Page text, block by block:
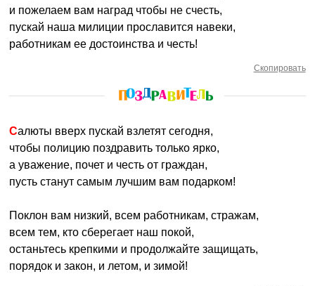
и пожелаем вам наград чтобы не счесть,
пускай наша милиции прославится навеки,
работникам ее достоинства и честь!
Скопировать
Салюты вверх пускай взлетят сегодня,
чтобы полицию поздравить только ярко,
а уважение, почет и честь от граждан,
пусть станут самым лучшим вам подарком!
Поклон вам низкий, всем работникам, стражам,
всем тем, кто сберегает наш покой,
останьтесь крепкими и продолжайте защищать,
порядок и закон, и летом, и зимой!